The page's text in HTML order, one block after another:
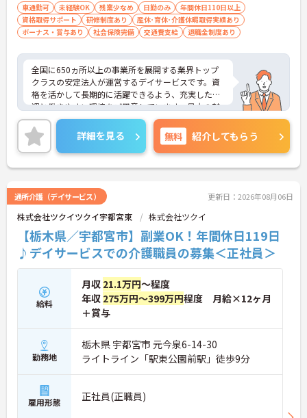
車通勤可 未経験OK 残業少なめ 日勤のみ
年間休日110日以上
資格取得サポート
研修制度あり
産休･育休･介護休暇取得実績あり
ボーナス・賞与あり
社会保険完備 交通費支給 退職金制度あり
全国に650ヵ所以上の事業所を展開する業界トップ
クラスの安定法人が運営するデイサービスです。資
格を活かして長期的に活躍できるよう、充実した待
遇と働きやすい環境をご用意しています。最大の魅
力は夜勤なしの日勤のみで年間休日は119日しっか
り確保できる点にあります。毎月付与されるリフレ
ッシュ休暇を利用して連休の取得も可能です。ま
た、子育てサポート企業として「くるみん認定」を
取得しており、こども休暇や充実した扶養手当など
入社後1年間は専用のチューターがつき手厚くフォ
ローするため、新しい環境への不安を軽減できま
す。最大105万円の賞与支給の実績や、宿泊費補助
等の独自の福利厚生制度も備わっており、有資格者
の方がご自身の個性を大切にしながらやりがいを持
って働き続けられるおすすめの職場です。
★おすすめPOINT★
【夜勤なし×年間休日119日！オンオフのメリハリ
をつけて働ける環境です】
・身体への負担が少ない夜勤なしの勤務で年間休日
119日がしっかりと確保されています
・毎月1日付与されるリフレッシュ休暇と有給を組
み合わせて連休を取得しプライベートを満喫できま
す
・子育てサポート企業として「くるみん認定」を取
得しており未就学児向けのこども休暇など支援体制
が万全です
詳細を見る 無料 紹介してもらう
通所介護（デイサービス） 更新日：2026年08月06日
株式会社ツクイツクイ宇都宮東 株式会社ツクイ
【栃木県／宇都宮市】副業OK！年間休日119日
♪デイサービスでの介護職員の募集＜正社員＞
給料
月収 21.1万円～程度
年収 275万円～399万円程度 月給×12ヶ月
＋賞与
勤務地
栃木県 宇都宮市 元今泉6-14-30
ライトライン「駅東公園前駅」徒歩9分
雇用形態 正社員(正職員)